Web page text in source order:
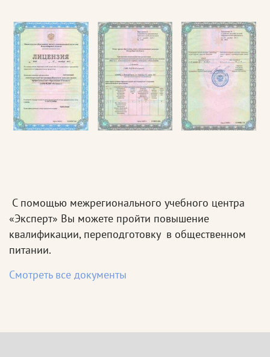
С помощью межрегионального учебного центра
«Эксперт» Вы можете пройти повышение
квалификации, переподготовку в общественном
питании.
Смотреть все документы